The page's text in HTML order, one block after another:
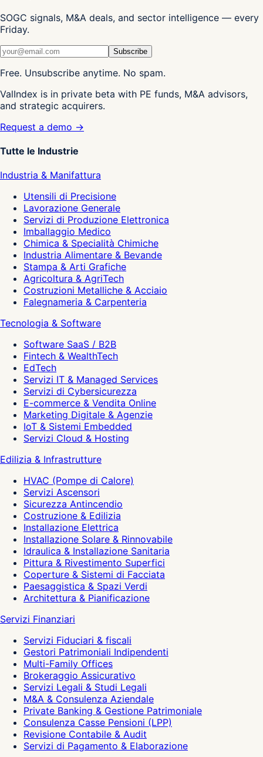
SOGC signals, M&A deals, and sector intelligence — every
Friday.
Subscribe
Free. Unsubscribe anytime. No spam.
ValIndex is in private beta with PE funds, M&A advisors,
and strategic acquirers.
Request a demo →
Tutte le Industrie
Industria & Manifattura
Utensili di Precisione
Lavorazione Generale
Servizi di Produzione Elettronica
Imballaggio Medico
Chimica & Specialità Chimiche
Industria Alimentare & Bevande
Stampa & Arti Grafiche
Agricoltura & AgriTech
Costruzioni Metalliche & Acciaio
Falegnameria & Carpenteria
Tecnologia & Software
Software SaaS / B2B
Fintech & WealthTech
EdTech
Servizi IT & Managed Services
Servizi di Cybersicurezza
E-commerce & Vendita Online
Marketing Digitale & Agenzie
IoT & Sistemi Embedded
Servizi Cloud & Hosting
Edilizia & Infrastrutture
HVAC (Pompe di Calore)
Servizi Ascensori
Sicurezza Antincendio
Costruzione & Edilizia
Installazione Elettrica
Installazione Solare & Rinnovabile
Idraulica & Installazione Sanitaria
Pittura & Rivestimento Superfici
Coperture & Sistemi di Facciata
Paesaggistica & Spazi Verdi
Architettura & Pianificazione
Servizi Finanziari
Servizi Fiduciari & fiscali
Gestori Patrimoniali Indipendenti
Multi-Family Offices
Brokeraggio Assicurativo
Servizi Legali & Studi Legali
M&A & Consulenza Aziendale
Private Banking & Gestione Patrimoniale
Consulenza Casse Pensioni (LPP)
Revisione Contabile & Audit
Servizi di Pagamento & Elaborazione